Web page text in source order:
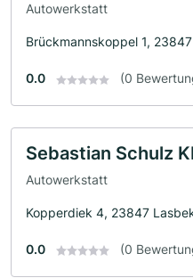
Autowerkstatt
Brückmannskoppel 1,
0.0 (0
Sebastian Schulz
Autowerkstatt
Kopperdiek 4, 23847
0.0 (0